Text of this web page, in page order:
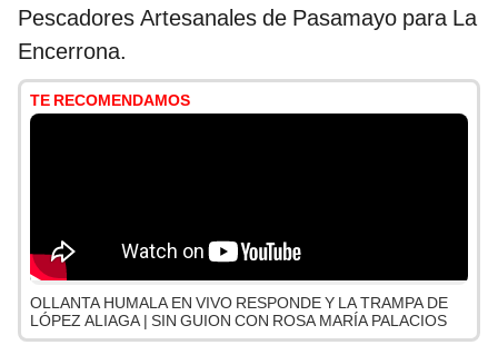
Pescadores Artesanales de Pasamayo para La
Encerrona.
TE RECOMENDAMOS
OLLANTA HUMALA EN VIVO RESPONDE Y LA TRAMPA DE
LÓPEZ ALIAGA | SIN GUION CON ROSA MARÍA PALACIOS